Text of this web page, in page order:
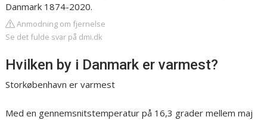
Danmark 1874-2020.
Anmodning om fjernelse
Se det fulde svar på dmi.dk
Hvilken by i Danmark er varmest?
Storkøbenhavn er varmest
Med en gennemsnitstemperatur på 16,3 grader mellem maj